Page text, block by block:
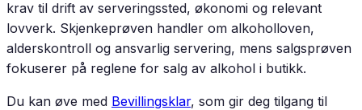
krav til drift av serveringssted, økonomi og relevant
lovverk. Skjenkeprøven handler om alkoholloven,
alderskontroll og ansvarlig servering, mens salgsprøven
fokuserer på reglene for salg av alkohol i butikk.
Du kan øve med Bevillingsklar, som gir deg tilgang til